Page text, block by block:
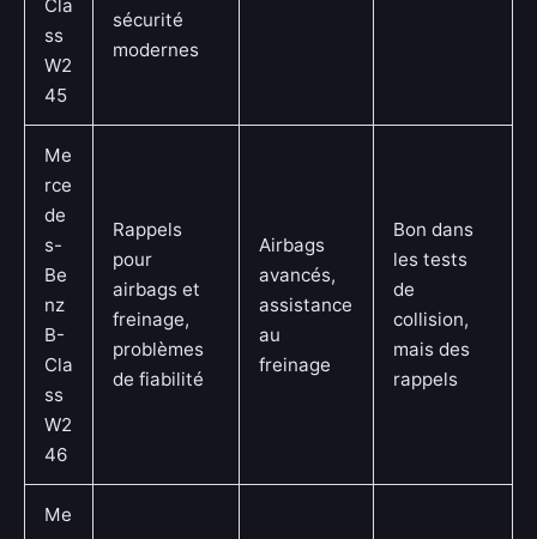
Cla
ss
W2
45
sécurité
modernes
Me
rce
de
s-
Be
nz
B-
Cla
ss
W2
46
Rappels
pour
airbags et
freinage,
problèmes
de fiabilité
Airbags
avancés,
assistance
au
freinage
Bon dans
les tests
de
collision,
mais des
rappels
Me